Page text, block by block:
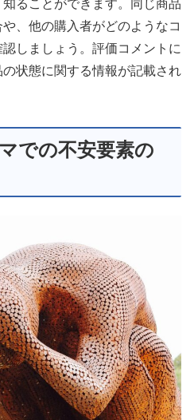
ることができます。同じ商品
、他の購入者がどのようなコ
しましょう。評価コメントに
状態に関する情報が記載され
での不安要素の